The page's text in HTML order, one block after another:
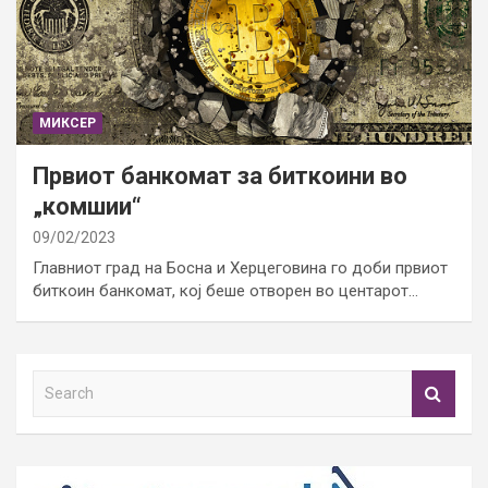
МИКСЕР
Првиот банкомат за биткоини во
„комшии“
09/02/2023
Главниот град на Босна и Херцеговина го доби првиот
биткоин банкомат, кој беше отворен во центарот…